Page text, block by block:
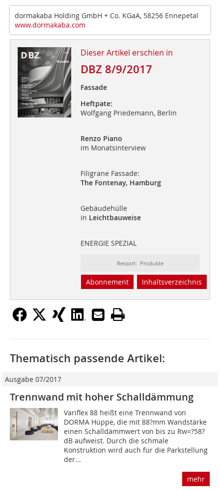
dormakaba Holding GmbH + Co. KGaA, 58256 Ennepetal
www.dormakaba.com
Dieser Artikel erschien in
DBZ 8/9/2017
Fassade
Heftpate:
Wolfgang Priedemann, Berlin
Renzo Piano
im Monatsinterview
Filigrane Fassade:
The Fontenay, Hamburg
Gebäudehülle
in Leichtbauweise
ENERGIE SPEZIAL
Ressort: Produkte
Abonnement Inhaltsverzeichnis
Thematisch passende Artikel:
Ausgabe 07/2017
Trennwand mit hoher Schalldämmung
Variflex 88 heißt eine Trennwand von
DORMA Hüppe, die mit 88?mm Wandstärke
einen Schalldämmwert von bis zu Rw=?58?
dB aufweist. Durch die schmale
Konstruktion wird auch für die Parkstellung
der...
mehr